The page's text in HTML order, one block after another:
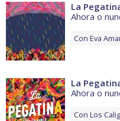
La
Ahora o
Con Eva
La
Ahora o
Con Los